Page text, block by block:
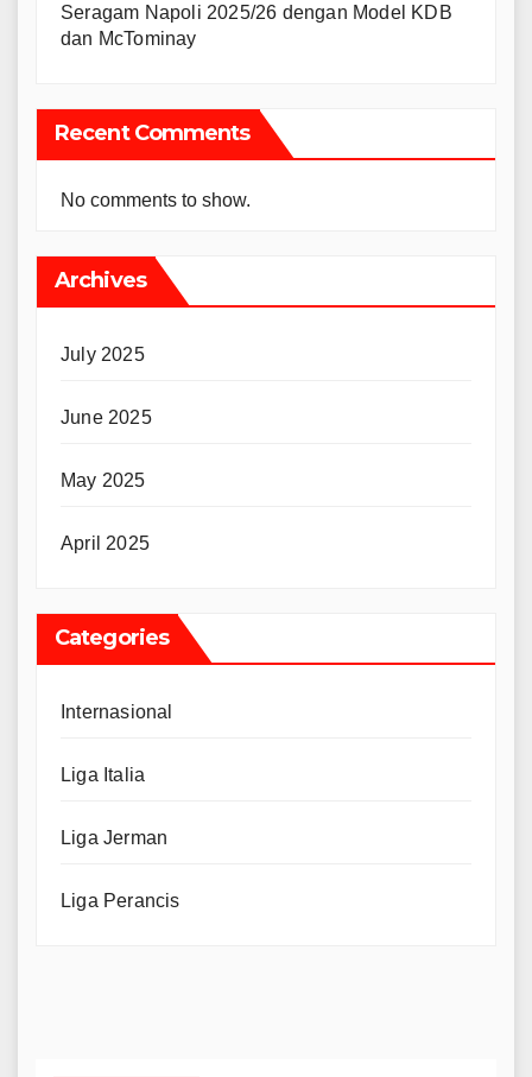
Seragam Napoli 2025/26 dengan Model KDB
dan McTominay
Recent Comments
No comments to show.
Archives
July 2025
June 2025
May 2025
April 2025
Categories
Internasional
Liga Italia
Liga Jerman
Liga Perancis